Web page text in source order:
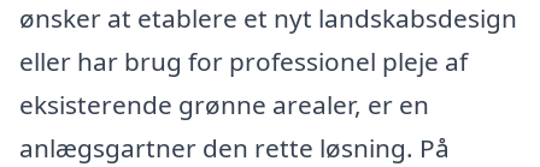
ønsker at etablere et nyt landskabsdesign
eller har brug for professionel pleje af
eksisterende grønne arealer, er en
anlægsgartner den rette løsning. På